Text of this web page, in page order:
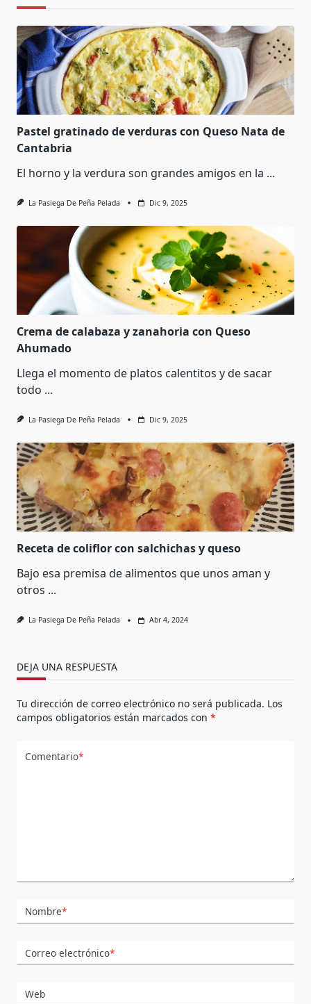
Pastel gratinado de verduras con Queso Nata de
Cantabria
El horno y la verdura son grandes amigos en la ...
La Pasiega De Peña Pelada Dic 9, 2025
Crema de calabaza y zanahoria con Queso
Ahumado
Llega el momento de platos calentitos y de sacar
todo ...
La Pasiega De Peña Pelada Dic 9, 2025
Receta de coliflor con salchichas y queso
Bajo esa premisa de alimentos que unos aman y
otros ...
La Pasiega De Peña Pelada Abr 4, 2024
DEJA UNA RESPUESTA
Tu dirección de correo electrónico no será publicada. Los
campos obligatorios están marcados con *
Comentario*
Nombre*
Correo electrónico*
Web